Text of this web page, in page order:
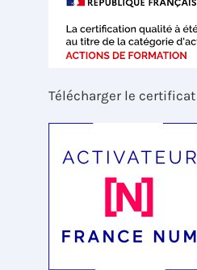
Télécharger le